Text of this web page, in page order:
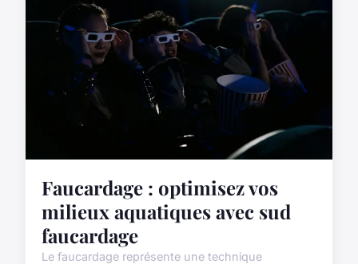
Faucardage : optimisez vos
milieux aquatiques avec sud
faucardage
Le faucardage représente une technique